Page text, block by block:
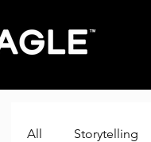
All Storytelling